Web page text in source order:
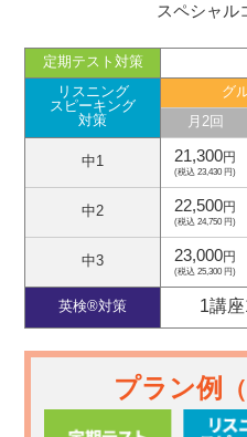
スペシャル
定期テスト対策
リスニング
スピーキング
対策
グ
月2回
中1 21,300円
(税込 23,430 円)
中2 22,500円
(税込 24,750 円)
中3 23,000円
(税込 25,300 円)
英検®対策 1講
プラン例